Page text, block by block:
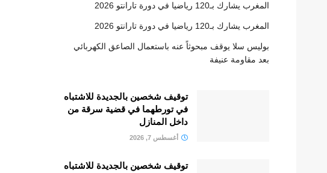
المغرب يشارك بـ120 رياضيا في دورة تارانتو 2026
المغرب يشارك بـ120 رياضيا في دورة تارانتو 2026
بوليس سلا يوقف مبحوثاً عنه باستعمال الصاعق الكهربائي
بعد مقاومة عنيفة
توقيف شخصين بالجديدة للاشتباه
في تورطهما في قضية سرقة من
داخل المنازل
أغسطس 7, 2026
توقيف شخصين بالجديدة للاشتباه